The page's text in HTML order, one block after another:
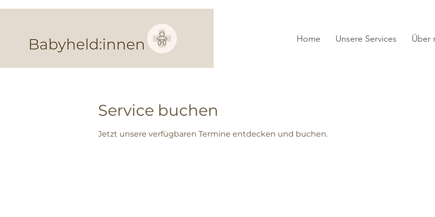
Home Unsere Services Über
Service buchen
Jetzt unsere verfügbaren Termine entdecken und buchen.